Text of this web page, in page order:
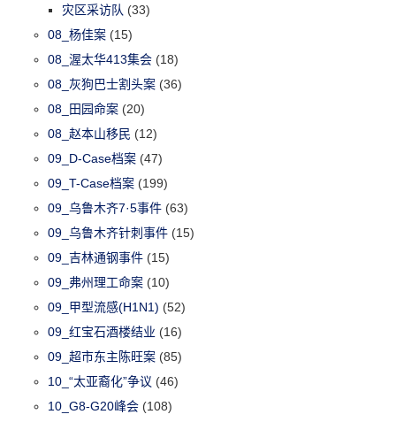
灾区采访队 (33)
08_杨佳案 (15)
08_渥太华413集会 (18)
08_灰狗巴士割头案 (36)
08_田园命案 (20)
08_赵本山移民 (12)
09_D-Case档案 (47)
09_T-Case档案 (199)
09_乌鲁木齐7·5事件 (63)
09_乌鲁木齐针刺事件 (15)
09_吉林通钢事件 (15)
09_弗州理工命案 (10)
09_甲型流感(H1N1) (52)
09_红宝石酒楼结业 (16)
09_超市东主陈旺案 (85)
10_“太亚裔化”争议 (46)
10_G8-G20峰会 (108)